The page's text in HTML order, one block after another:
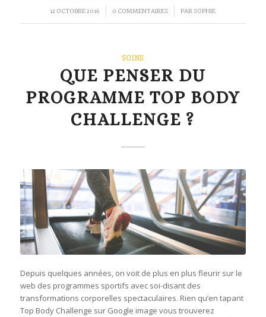
12 OCTOBRE 2016
/ 0 COMMENTAIRES
/ PAR SOPHIE
SOINS
QUE PENSER DU
PROGRAMME TOP BODY
CHALLENGE ?
Depuis quelques années, on voit de plus en plus fleurir sur le
web des programmes sportifs avec soi-disant des
transformations corporelles spectaculaires. Rien qu’en tapant
Top Body Challenge sur Google image vous trouverez